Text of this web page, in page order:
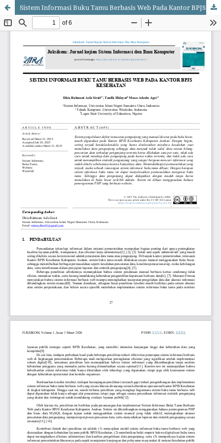
Sistem Informasi Buku Tamu Berbasis Web Pada Kantor BPJS Kesehatan